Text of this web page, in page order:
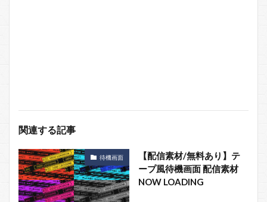
関連する記事
待機画面
【配信素材/無料あり】テ
ープ風待機画面 配信素材
NOW LOADING